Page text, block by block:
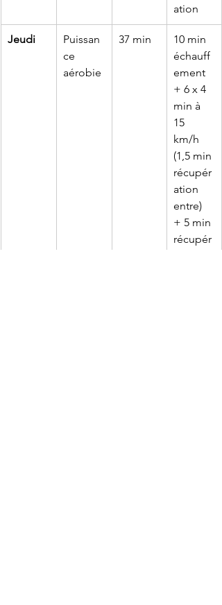
ation
Jeudi
Puissan
ce
aérobie
37 min
10 min
échauff
ement
+ 6 x 4
min à
15
km/h
(1,5 min
récupér
ation
entre)
+ 5 min
récupér